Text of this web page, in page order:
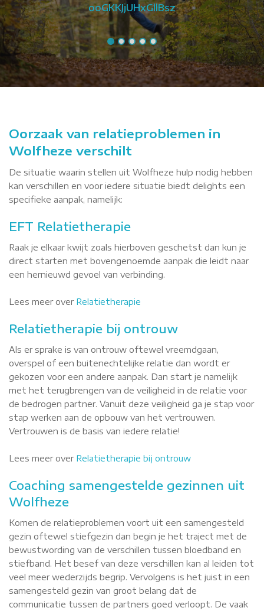
ooGKKJjUHxGllBsz
Oorzaak van relatieproblemen in
Wolfheze verschilt
De situatie waarin stellen uit Wolfheze hulp nodig hebben
kan verschillen en voor iedere situatie biedt delights een
specifieke aanpak, namelijk:
EFT Relatietherapie
Raak je elkaar kwijt zoals hierboven geschetst dan kun je
direct starten met bovengenoemde aanpak die leidt naar
een hernieuwd gevoel van verbinding.
Lees meer over Relatietherapie
Relatietherapie bij ontrouw
Als er sprake is van ontrouw oftewel vreemdgaan,
overspel of een buitenechtelijke relatie dan wordt er
gekozen voor een andere aanpak. Dan start je namelijk
met het terugbrengen van de veiligheid in de relatie voor
de bedrogen partner. Vanuit deze veiligheid ga je stap voor
stap werken aan de opbouw van het vertrouwen.
Vertrouwen is de basis van iedere relatie!
Lees meer over Relatietherapie bij ontrouw
Coaching samengestelde gezinnen uit
Wolfheze
Komen de relatieproblemen voort uit een samengesteld
gezin oftewel stiefgezin dan begin je het traject met de
bewustwording van de verschillen tussen bloedband en
stiefband. Het besef van deze verschillen kan al leiden tot
veel meer wederzijds begrip. Vervolgens is het juist in een
samengesteld gezin van groot belang dat de
communicatie tussen de partners goed verloopt. De vaak